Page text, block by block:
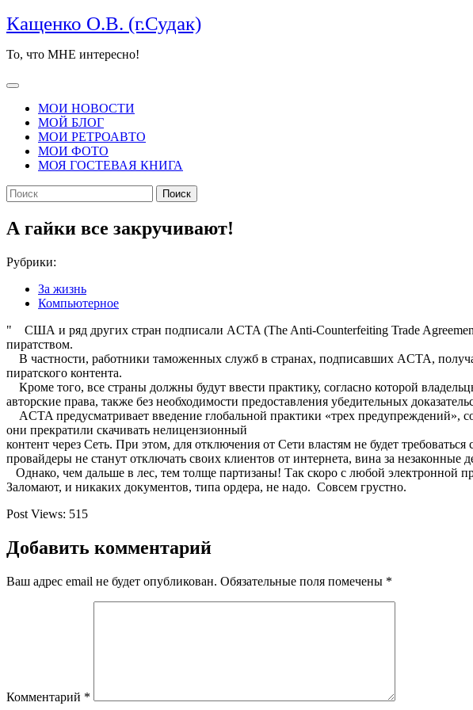
Перейти
к
содержимому
Кащенко О.В. (г.Судак)
То, что МНЕ интересно!
Кнопка
ОткрытьМОИ НОВОСТИ
МОЙ БЛОГ
МОИ РЕТРОАВТО
МОИ ФОТО
МОЯ ГОСТЕВАЯ КНИГА
КНОПКА
ЗАКРЫТЬ
Найти:
А гайки все закручивают!
Рубрики:
За жизнь
Компьютерное
" США и ряд других стран подписали ACTA (The Anti-Counterfeiting Trade
пиратством.
В частности, работники таможенных служб в странах, подписавших ACTA,
пиратского контента.
Кроме того, все страны должны будут ввести практику, согласно которой
авторские права, также без необходимости предоставления убедительных
ACTA предусматривает введение глобальной практики «трех предупреждений»,
они прекратили скачивать нелицензионный
контент через Сеть. При этом, для отключения от Сети властям не будет
провайдеры не станут отключать своих клиентов от интернета, вина за незаконные
Однако, чем дальше в лес, тем толще партизаны! Так скоро с любой электронной
Заломают, и никаких документов, типа ордера, не надо. Совсем грустно.
Post Views: 515
Добавить комментарий
Ваш адрес email не будет опубликован. Обязательные поля помечены *
Комментарий *